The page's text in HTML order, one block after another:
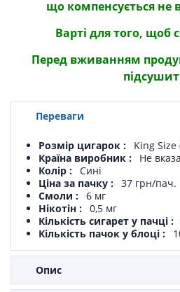
що компенсується не
Варті для того, щоб
Перед вживанням
Переваги
Розмір цигарок
King Size
Країна виробник
Не
Колір
Сині
Ціна за пачку
37 грн/пач.
Смоли
6 мг
Нікотін
0,5 мг
Кількість сигарет у пачці
Кількість пачок у блоці
Опис